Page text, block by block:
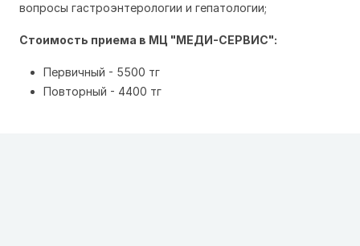
вопросы гастроэнтерологии и гепатологии;
Стоимость приема в МЦ "МЕДИ-СЕРВИС":
Первичный - 5500 тг
Повторный - 4400 тг